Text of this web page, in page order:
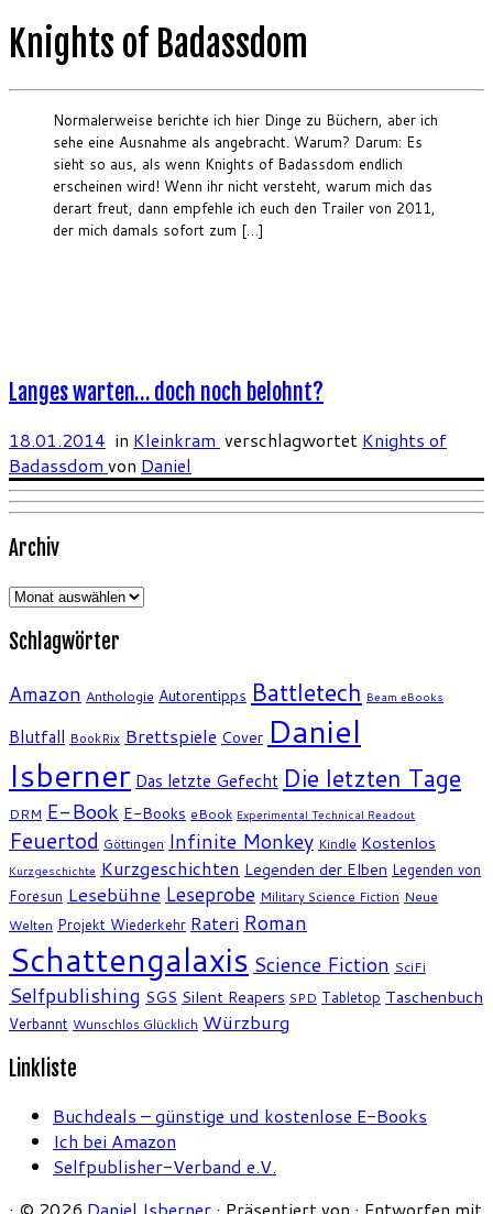
Knights of Badassdom
Normalerweise berichte ich hier Dinge zu Büchern, aber ich
sehe eine Ausnahme als angebracht. Warum? Darum: Es
sieht so aus, als wenn Knights of Badassdom endlich
erscheinen wird! Wenn ihr nicht versteht, warum mich das
derart freut, dann empfehle ich euch den Trailer von 2011,
der mich damals sofort zum […]
Langes warten… doch noch belohnt?
18.01.2014 in Kleinkram verschlagwortet Knights of
Badassdom von Daniel
Archiv
Archiv
Schlagwörter
Amazon Anthologie Autorentipps Battletech Beam eBooks
Blutfall BookRix Brettspiele Cover Daniel
Isberner Das letzte Gefecht Die letzten Tage
DRM E-Book E-Books eBook Experimental Technical Readout
Feuertod Göttingen Infinite Monkey Kindle Kostenlos
Kurzgeschichte Kurzgeschichten Legenden der Elben Legenden von
Foresun Lesebühne Leseprobe Military Science Fiction Neue
Welten Projekt Wiederkehr Rateri Roman
Schattengalaxis Science Fiction SciFi
Selfpublishing SGS Silent Reapers SPD Tabletop Taschenbuch
Verbannt Wunschlos Glücklich Würzburg
Linkliste
Buchdeals – günstige und kostenlose E-Books
Ich bei Amazon
Selfpublisher-Verband e.V.
· © 2026 Daniel Isberner · Präsentiert von · Entworfen mit